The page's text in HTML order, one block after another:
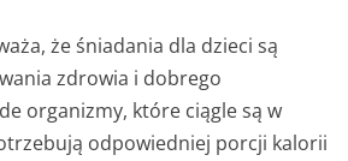
że śniadania dla dzieci są
zdrowia i dobrego
organizmy, które ciągle są w
odpowiedniej porcji kalorii